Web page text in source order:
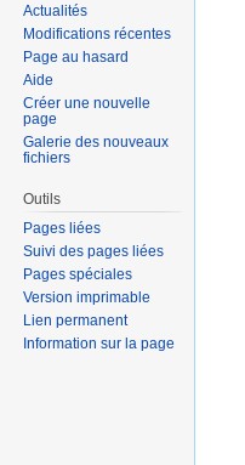
Actualités
Modifications récentes
Page au hasard
Aide
Créer une nouvelle
page
Galerie des nouveaux
fichiers
Outils
Pages liées
Suivi des pages liées
Pages spéciales
Version imprimable
Lien permanent
Information sur la page